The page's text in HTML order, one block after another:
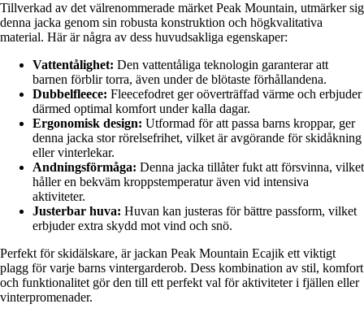
Tillverkad av det välrenommerade märket Peak Mountain, utmärker sig
denna jacka genom sin robusta konstruktion och högkvalitativa
material. Här är några av dess huvudsakliga egenskaper:
Vattentålighet: Den vattentåliga teknologin garanterar att
barnen förblir torra, även under de blötaste förhållandena.
Dubbelfleece: Fleecefodret ger oöverträffad värme och erbjuder
därmed optimal komfort under kalla dagar.
Ergonomisk design: Utformad för att passa barns kroppar, ger
denna jacka stor rörelsefrihet, vilket är avgörande för skidåkning
eller vinterlekar.
Andningsförmåga: Denna jacka tillåter fukt att försvinna, vilket
håller en bekväm kroppstemperatur även vid intensiva
aktiviteter.
Justerbar huva: Huvan kan justeras för bättre passform, vilket
erbjuder extra skydd mot vind och snö.
Perfekt för skidälskare, är jackan Peak Mountain Ecajik ett viktigt
plagg för varje barns vintergarderob. Dess kombination av stil, komfort
och funktionalitet gör den till ett perfekt val för aktiviteter i fjällen eller
vinterpromenader.